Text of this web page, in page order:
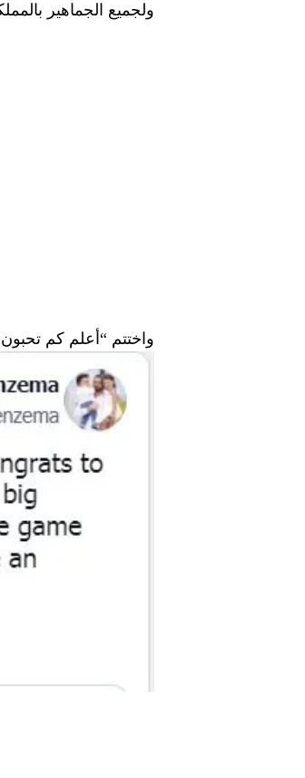
ولجميع الجماهير
واختتم “أعلم كم